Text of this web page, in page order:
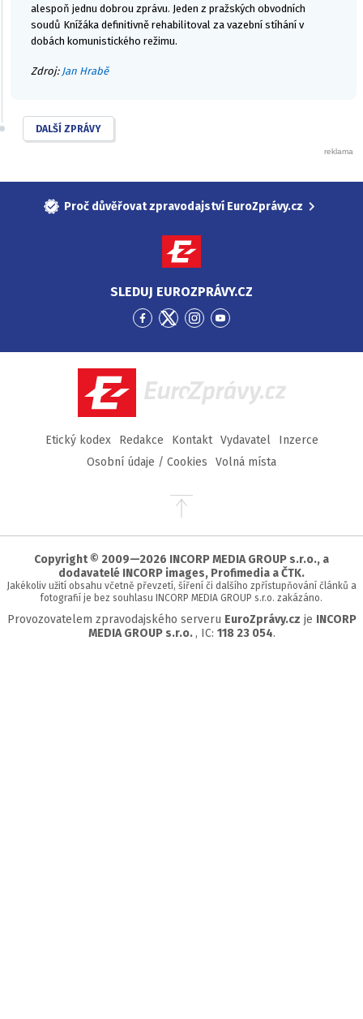
alespoň jednu dobrou zprávu. Jeden z pražských obvodních
soudů Knížáka definitivně rehabilitoval za vazební stíhání v
dobách komunistického režimu.
Zdroj: Jan Hrabě
DALŠÍ ZPRÁVY
Proč důvěřovat zpravodajství EuroZprávy.cz
SLEDUJ EUROZPRÁVY.CZ
Přejít
Facebook
Přejít
Twitter
Přejít
Instagram
Přejít
YouTube
EuroZprávy.cz
Etický kodex Redakce Kontakt Vydavatel
Inzerce
Osobní údaje / Cookies
Volná místa
Přejít
stránky
Copyright © 2009—2026 INCORP MEDIA GROUP s.r.o., a
dodavatelé INCORP images, Profimedia a ČTK.
Jakékoliv užití obsahu včetně převzetí, šíření či dalšího zpřístupňování článků a
fotografií je bez souhlasu INCORP MEDIA GROUP s.r.o. zakázáno.
Provozovatelem zpravodajského serveru EuroZprávy.cz je INCORP
MEDIA GROUP s.r.o. , IC: 118 23 054.